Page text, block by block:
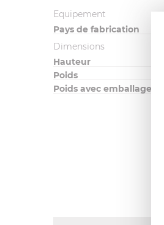
Equipement
Pays de fabrication
Dimensions
Hauteur
Poids
Poids avec emballage